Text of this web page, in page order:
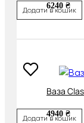
6240 ₴
Додати в кошик
Ваза
4940 ₴
Додати в кошик